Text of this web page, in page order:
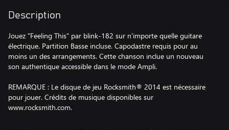
Description
Jouez "Feeling This" par blink-182 sur n'importe quelle guitare
électrique. Partition Basse incluse. Capodastre requis pour au
moins un des arrangements. Cette chanson inclue un nouveau
son authentique accessible dans le mode Ampli.
REMARQUE : Le disque de jeu Rocksmith® 2014 est nécessaire
pour jouer. Crédits de musique disponibles sur
www.rocksmith.com.